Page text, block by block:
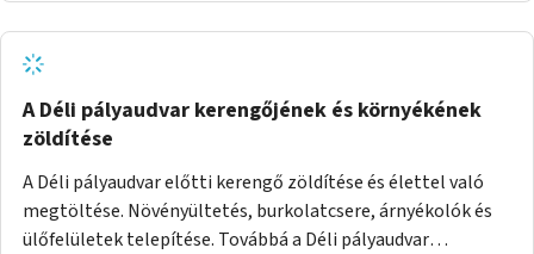
A Déli pályaudvar kerengőjének és környékének
zöldítése
A Déli pályaudvar előtti kerengő zöldítése és élettel való
megtöltése. Növényültetés, burkolatcsere, árnyékolók és
ülőfelületek telepítése. Továbbá a Déli pályaudvar